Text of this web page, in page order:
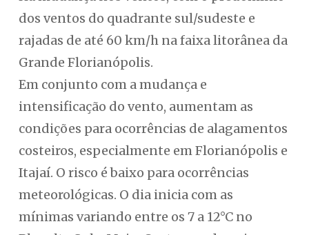
dos ventos do quadrante sul/sudeste e
rajadas de até 60 km/h na faixa litorânea da
Grande Florianópolis.
Em conjunto com a mudança e
intensificação do vento, aumentam as
condições para ocorrências de alagamentos
costeiros, especialmente em Florianópolis e
Itajaí. O risco é baixo para ocorrências
meteorológicas. O dia inicia com as
mínimas variando entre os 7 a 12°C no